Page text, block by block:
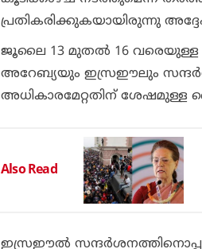
പ്രതികരിക്കുകയായിരുന്നു
ജൂലൈ 13 മുതല്‍ 16
അറേബ്യയും ഇസ്രഈലും
അധികാരമേറ്റതിന്
Also Read
ഇസ്രഈല്‍